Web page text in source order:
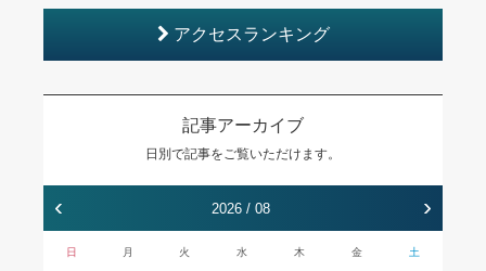
アクセスランキング
記事アーカイブ
日別で記事をご覧いただけます。
‹ 2026 / 08 ›
日 月 火 水 木 金 土